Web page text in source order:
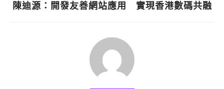
陳迪源：開發友善網站應用 實現香港數碼共融